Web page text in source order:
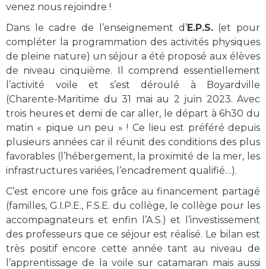
venez nous rejoindre !
Dans le cadre de l’enseignement d’E.P.S.(et pour
compléter la programmation des activités physiques
de pleine nature) un séjour a été proposé aux élèves
de niveau cinquième. Il comprend essentiellement
l’activité voile et s’est déroulé à Boyardville
(Charente-Maritime du 31 mai au 2 juin 2023. Avec
trois heures et demi de car aller, le départ à 6h30 du
matin « pique un peu » ! Ce lieu est préféré depuis
plusieurs années car il réunit des conditions des plus
favorables (l’hébergement, la proximité de la mer, les
infrastructures variées, l’encadrement qualifié…).
C’est encore une fois grâce au financement partagé
(familles, G.I.P.E., F.S.E. du collège, le collège pour les
accompagnateurs et enfin l’A.S.) et l’investissement
des professeurs que ce séjour est réalisé. Le bilan est
très positif encore cette année tant au niveau de
l’apprentissage de la voile sur catamaran mais aussi